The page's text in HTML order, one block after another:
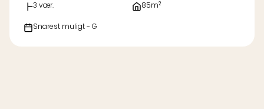
3 vær. 85m2
Snarest muligt - G